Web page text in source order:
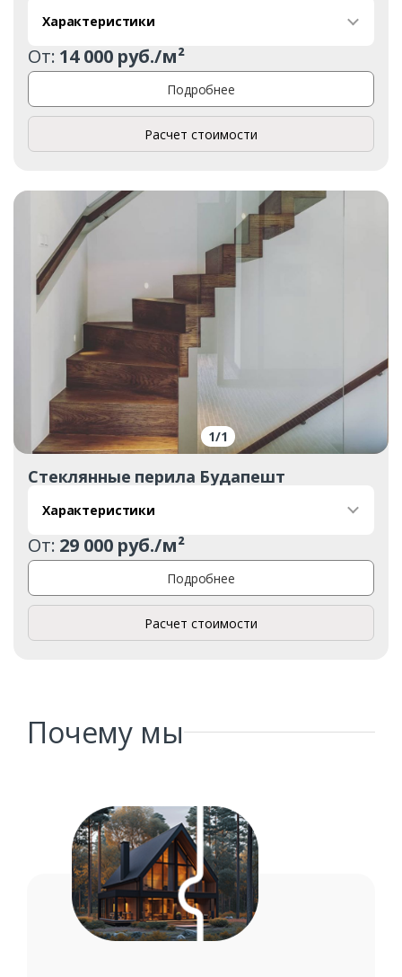
Заказать
Ваше имя*
Ваш телефон*
Характеристики
От: 14 000 руб./м²
Подробнее
Расчет стоимости
1/1
Стеклянные перила Будапешт
Характеристики
От: 29 000 руб./м²
Подробнее
Расчет стоимости
Почему мы